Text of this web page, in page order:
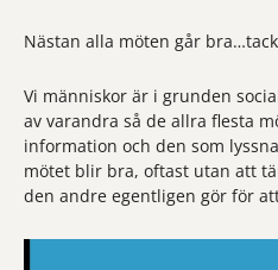
Nästan alla möten går
Vi människor är i grunden
av varandra så de allra flesta
information och den som
mötet blir bra, oftast utan att
den andre egentligen gör för